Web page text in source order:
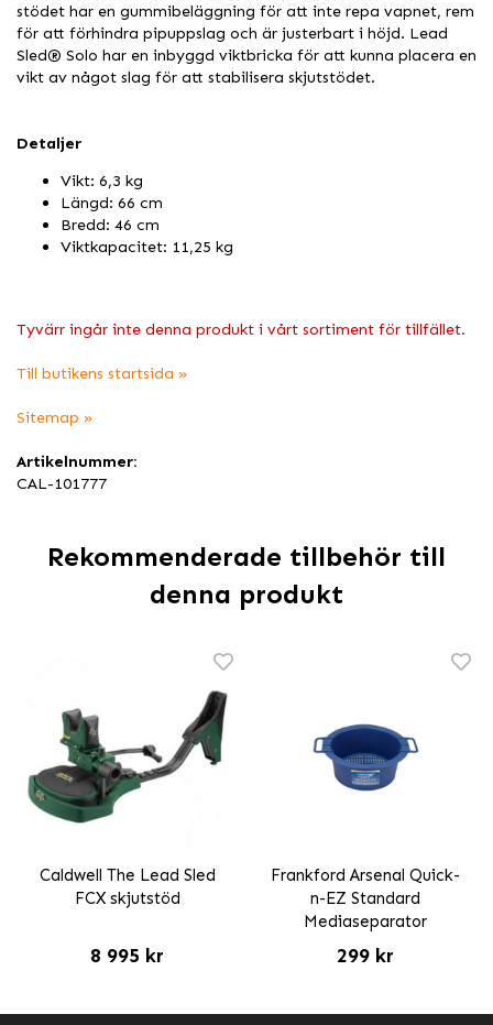
stödet har en gummibeläggning för att inte repa vapnet, rem
för att förhindra pipuppslag och är justerbart i höjd. Lead
Sled® Solo har en inbyggd viktbricka för att kunna placera en
vikt av något slag för att stabilisera skjutstödet.
Detaljer
Vikt: 6,3 kg
Längd: 66 cm
Bredd: 46 cm
Viktkapacitet: 11,25 kg
Tyvärr ingår inte denna produkt i vårt sortiment för tillfället.
Till butikens startsida »
Sitemap »
Artikelnummer:
CAL-101777
Rekommenderade tillbehör till
denna produkt
Caldwell The Lead Sled
FCX skjutstöd
8 995 kr
Frankford Arsenal Quick-
n-EZ Standard
Mediaseparator
299 kr